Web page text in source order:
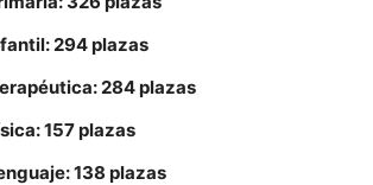
294 plazas
284 plazas
157 plazas
138 plazas